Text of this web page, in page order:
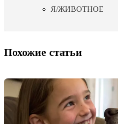
Я/ЖИВОТНОЕ
Похожие статьи